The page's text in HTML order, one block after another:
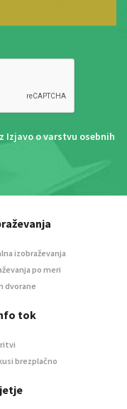
Izjavo o varstvu osebnih
izobraževanja
po meri
dvorane
tok
brezplačno